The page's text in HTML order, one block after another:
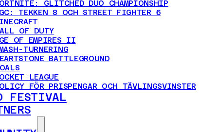
GLITCHED DUO CHAMPIONSHIP
TEKKEN 8 OCH STREET FIGHTER 6
OF DUTY
OF EMPIRES II
TURNERING
BATTLEGROUND
LEAGUE
FÖR PRISPENGAR OCH TÄVLINGSVINSTER
FESTIVAL